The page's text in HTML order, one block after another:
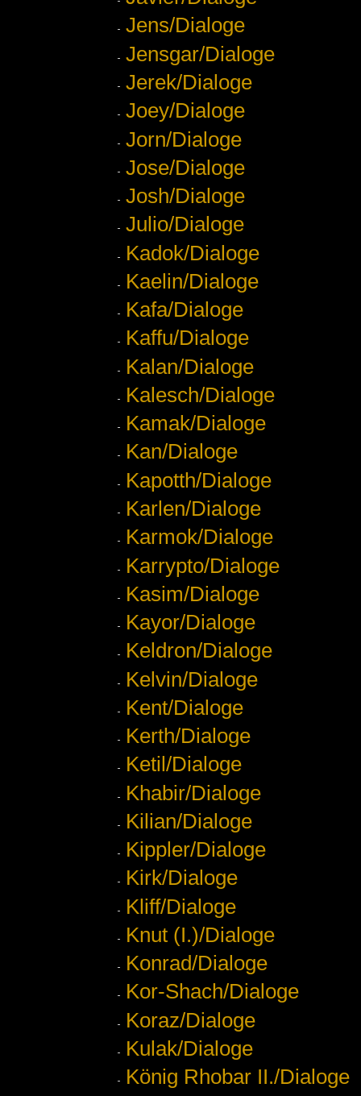
Jens/Dialoge
Jensgar/Dialoge
Jerek/Dialoge
Joey/Dialoge
Jorn/Dialoge
Jose/Dialoge
Josh/Dialoge
Julio/Dialoge
Kadok/Dialoge
Kaelin/Dialoge
Kafa/Dialoge
Kaffu/Dialoge
Kalan/Dialoge
Kalesch/Dialoge
Kamak/Dialoge
Kan/Dialoge
Kapotth/Dialoge
Karlen/Dialoge
Karmok/Dialoge
Karrypto/Dialoge
Kasim/Dialoge
Kayor/Dialoge
Keldron/Dialoge
Kelvin/Dialoge
Kent/Dialoge
Kerth/Dialoge
Ketil/Dialoge
Khabir/Dialoge
Kilian/Dialoge
Kippler/Dialoge
Kirk/Dialoge
Kliff/Dialoge
Knut (I.)/Dialoge
Konrad/Dialoge
Kor-Shach/Dialoge
Koraz/Dialoge
Kulak/Dialoge
König Rhobar II./Dialoge